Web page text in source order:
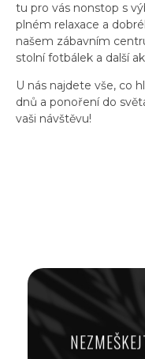
tu pro vás nonstop s
plném relaxace a
našem zábavním
stolní fotbálek a další
U nás najdete vše, co
dnů a ponoření do
vaši návštěvu!